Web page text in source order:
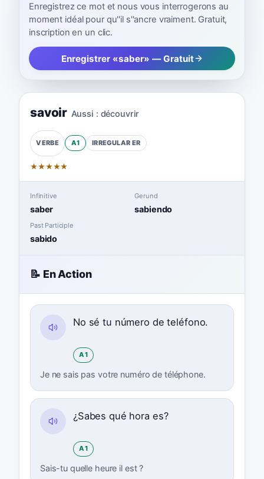
Enregistrez ce mot et nous vous interrogerons au
moment idéal pour qu''il s''ancre vraiment. Gratuit,
inscription en un clic.
Enregistrer «saber» — Gratuit
savoir Aussi : découvrir
VERBE A1 IRREGULAR ER
★★★★★
Infinitive
saber
Gerund
sabiendo
Past Participle
sabido
📝 En Action
No sé tu número de teléfono.
A1
Je ne sais pas votre numéro de téléphone.
¿Sabes qué hora es?
A1
Sais-tu quelle heure il est ?